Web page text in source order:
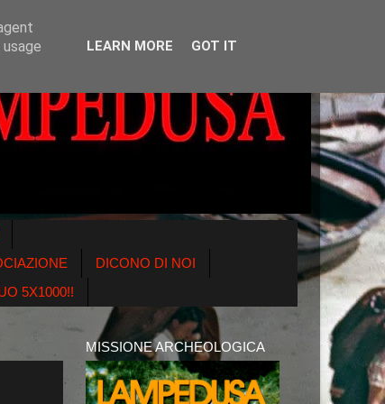
DICONO DI NOI
5X1000!!
MISSIONE ARCHEOLOGICA
LEARN MORE GOT IT